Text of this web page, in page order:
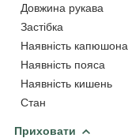
Довжина рукава
Застібка
Наявність капюшона
Наявність пояса
Наявність кишень
Стан
Приховати